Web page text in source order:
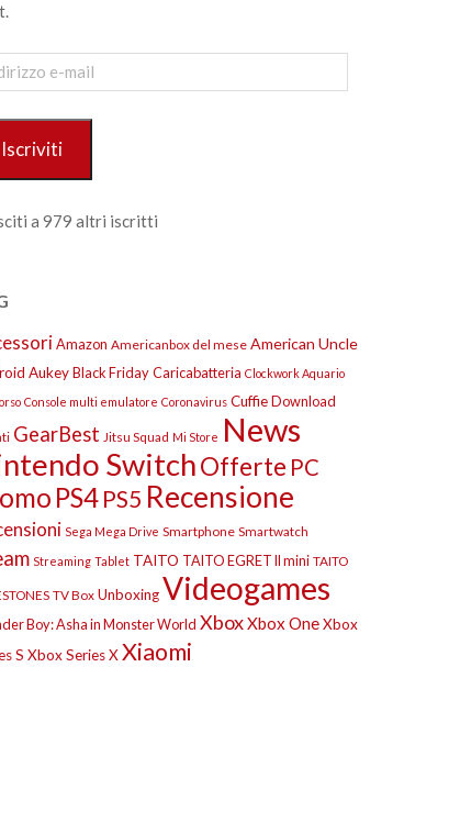
Iscriviti
a 979 altri iscritti
Amazon Americanbox del mese American Uncle
AukeyBlack FridayCaricabatteria Clockwork Aquario
Console multi emulatore Coronavirus CuffieDownload
GearBest Jitsu Squad Mi Store News
SwitchOfferte PC
PS4PS5 Recensione
Sega Mega Drive Smartphone Smartwatch
Streaming Tablet TAITO TAITO EGRET II mini TAITO
TV Box UnboxingVideogames
Boy: Asha in Monster World XboxXbox OneXbox
S Xbox Series XXiaomi